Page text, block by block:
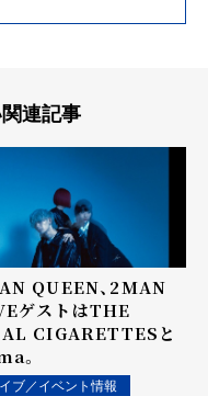
連記事
QUEEN、2MAN
ゲストはTHE
CIGARETTESと
。
ブ／イベント情報